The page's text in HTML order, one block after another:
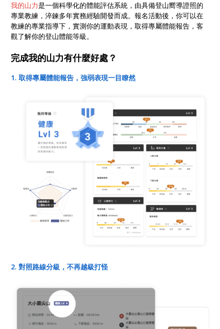
我的山力是一個科學化的體能評估系統，由具備登山嚮導證照的
專業教練，淬鍊多年實務經驗開發而成。報名活動後，你可以在
教練的專業指導下，實測你的運動表現，取得專屬體能報告，客
觀了解你的登山體能等級。
完成我的山力有什麼好處？
1. 取得專屬體能報告，強弱表現一目瞭然
2. 對照路線分級，不再越級打怪